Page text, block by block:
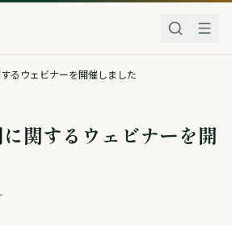
るウェビナーを開催しました
関するウェビナーを開